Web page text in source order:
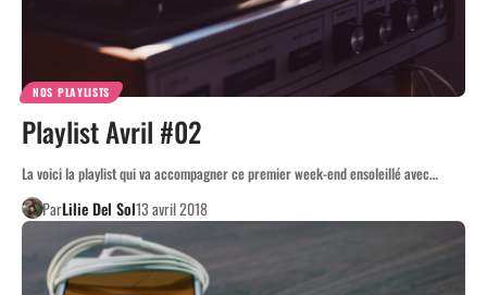
NOS PLAYLISTS
Playlist Avril #02
La voici la playlist qui va accompagner ce premier week-end ensoleillé avec…
ParLilie Del Sol13 avril 2018